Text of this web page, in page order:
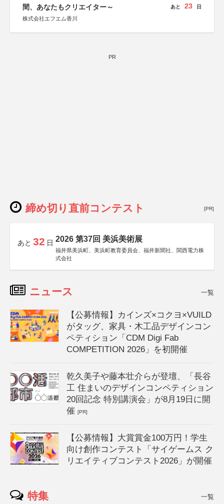
間、あなたもクリエイター～
株式会社エフエム香川
あと 23 日
PR
締め切り直前コンテスト [PR]
あと 32 日 2026 第37回 美浜美術展
福井県美浜町、美浜町教育委員会、福井新聞社、関西電力株
式会社
ニュース 一覧
【公募情報】カインズ×コクヨ×VUILD
がタッグ、家具・木工品デザインコン
ペティション「CDM Digi Fab
COMPETITION 2026」を初開催
乾久美子や藤本壮介らが登壇、「長谷
工 住まいのデザインコンペティション
20回記念 特別講演会」が8月19日に開
催[PR]
【公募情報】大賞賞金100万円！学生
向け創作コンテスト「サイゲームス ク
リエイティブコンテスト2026」が開催
特集 一覧